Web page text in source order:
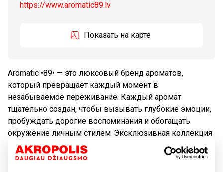
https://www.aromatic89.lv
Показать на карте
Aromatic •89• — это люксовый бренд ароматов,
который превращает каждый момент в
незабываемое переживание. Каждый аромат
тщательно создан, чтобы вызывать глубокие эмоции,
пробуждать дорогие воспоминания и обогащать
окружение личным стилем. Эксклюзивная коллекция
духов, свечей и домашних ароматов приглашает
исследовать силу аромата, создавая неизгладимые